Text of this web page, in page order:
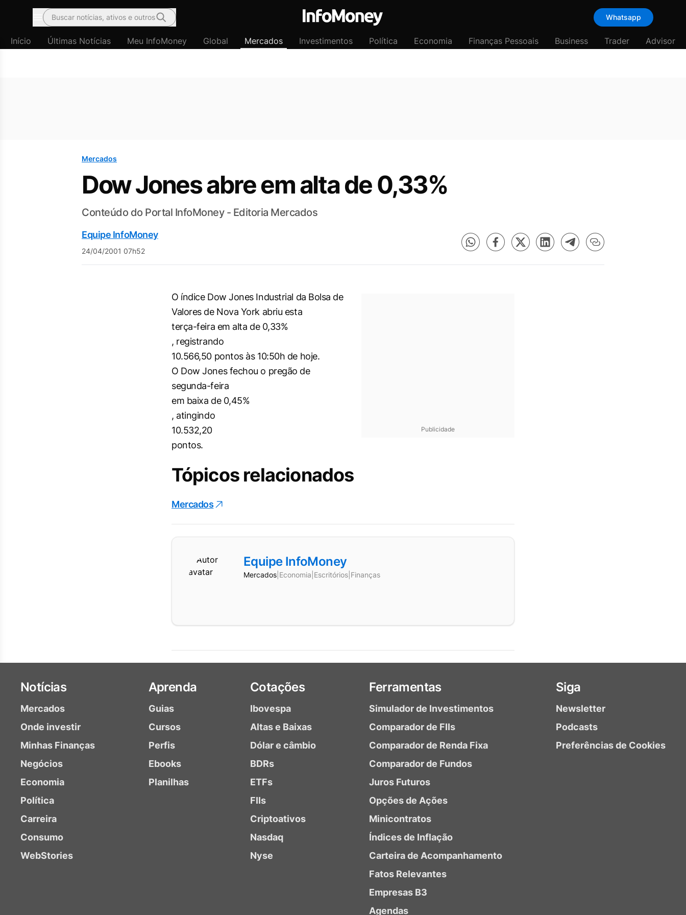
Menu
Buscar notícias, ativos e outros Whatsapp
Início Últimas Notícias Meu InfoMoney Global Mercados Investimentos Política Economia Finanças Pessoais Business Trader Advisor
Mercados
Dow Jones abre em alta de 0,33%
Conteúdo do Portal InfoMoney - Editoria Mercados
Equipe InfoMoney
24/04/2001 07h52
Publicidade
O índice Dow Jones Industrial da Bolsa de
Valores de Nova York abriu esta
terça-feira em alta de 0,33%
, registrando
10.566,50 pontos às 10:50h de hoje.
O Dow Jones fechou o pregão de
segunda-feira
em baixa de 0,45%
, atingindo
10.532,20
pontos.
Tópicos relacionados
Mercados
Equipe InfoMoney
Mercados Economia Escritórios Finanças
Notícias
Mercados
Onde investir
Minhas Finanças
Negócios
Economia
Política
Carreira
Consumo
WebStories
Aprenda
Guias
Cursos
Perfis
Ebooks
Planilhas
Cotações
Ibovespa
Altas e Baixas
Dólar e câmbio
BDRs
ETFs
FIIs
Criptoativos
Nasdaq
Nyse
Ferramentas
Simulador de Investimentos
Comparador de FIIs
Comparador de Renda Fixa
Comparador de Fundos
Juros Futuros
Opções de Ações
Minicontratos
Índices de Inflação
Carteira de Acompanhamento
Fatos Relevantes
Empresas B3
Agendas
Siga
Newsletter
Podcasts
Preferências de Cookies